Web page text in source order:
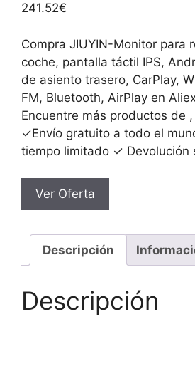
241.52€
Compra JIUYIN-Monitor para
coche, pantalla táctil IPS,
de asiento trasero, CarPlay,
FM, Bluetooth, AirPlay en
Encuentre más productos de
✓Envío gratuito a todo el
tiempo limitado ✓ Devolución
Ver Oferta
Descripción
Descripción